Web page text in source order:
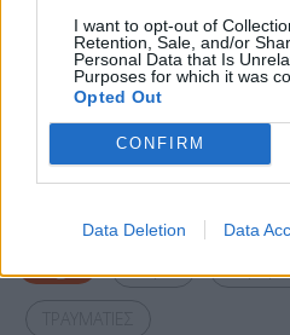
I want to opt-out of
Retention, Sale, and/or
Personal Data that Is
Purposes for which it was
Opted Out
CONFIRM
Data Deletion Data
Facebook